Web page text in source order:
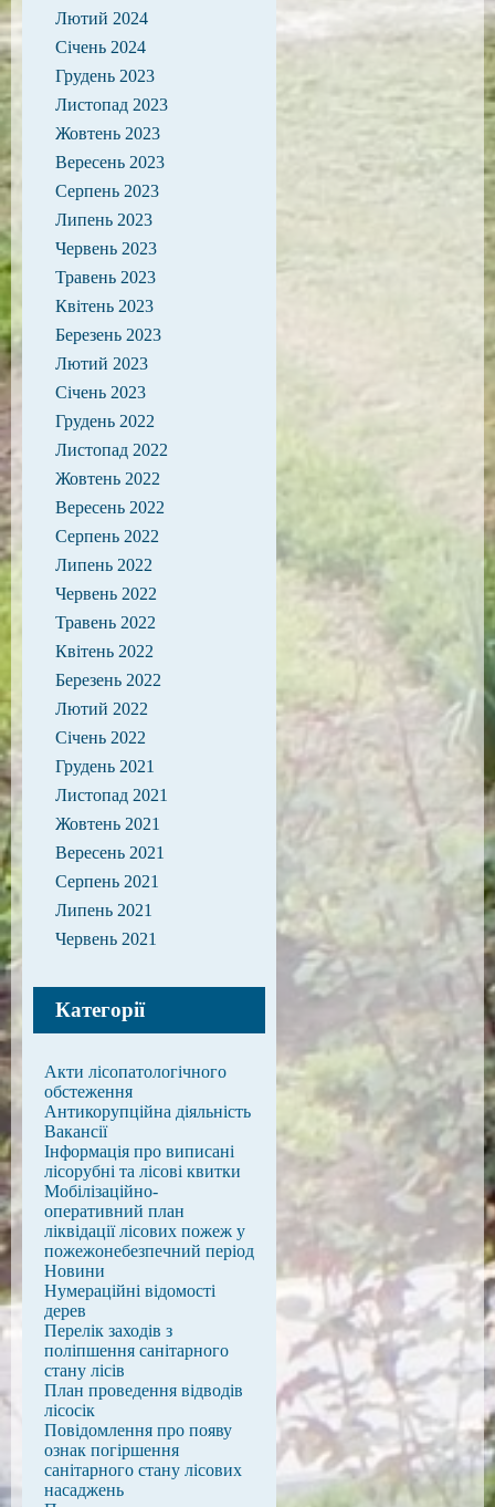
Лютий 2024
Січень 2024
Грудень 2023
Листопад 2023
Жовтень 2023
Вересень 2023
Серпень 2023
Липень 2023
Червень 2023
Травень 2023
Квітень 2023
Березень 2023
Лютий 2023
Січень 2023
Грудень 2022
Листопад 2022
Жовтень 2022
Вересень 2022
Серпень 2022
Липень 2022
Червень 2022
Травень 2022
Квітень 2022
Березень 2022
Лютий 2022
Січень 2022
Грудень 2021
Листопад 2021
Жовтень 2021
Вересень 2021
Серпень 2021
Липень 2021
Червень 2021
Категорії
Акти лісопатологічного
обстеження
Антикорупційна діяльність
Вакансії
Інформація про виписані
лісорубні та лісові квитки
Мобілізаційно-
оперативний план
ліквідації лісових пожеж у
пожежонебезпечний період
Новини
Нумераційні відомості
дерев
Перелік заходів з
поліпшення санітарного
стану лісів
План проведення відводів
лісосік
Повідомлення про появу
ознак погіршення
санітарного стану лісових
насаджень